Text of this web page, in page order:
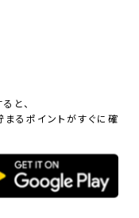
と、
るポイントがすぐに確